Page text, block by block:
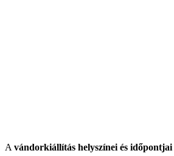
A vándorkiállítás helyszínei és időpontjai